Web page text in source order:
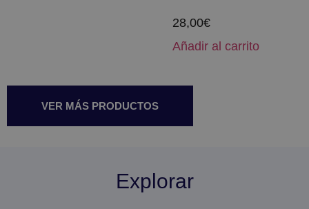
28,00€
Añadir al carrito
VER MÁS PRODUCTOS
Explorar